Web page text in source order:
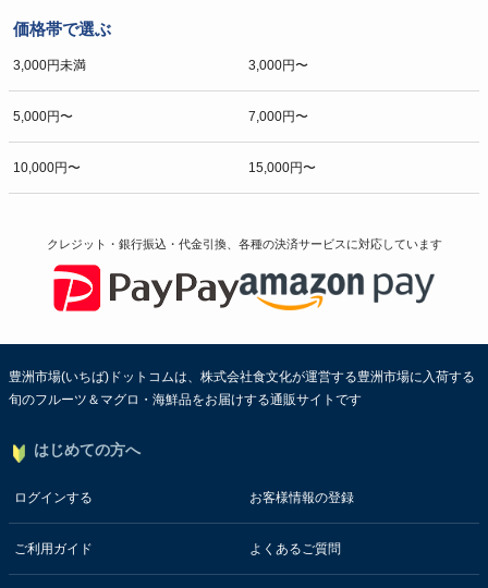
価格帯で選ぶ
3,000円未満 3,000円〜
5,000円〜 7,000円〜
10,000円〜 15,000円〜
クレジット・銀行振込・代金引換、各種の決済サービスに対応しています
豊洲市場(いちば)ドットコムは、株式会社食文化が運営する豊洲市場に入荷する
旬のフルーツ＆マグロ・海鮮品をお届けする通販サイトです
はじめての方へ
ログインする お客様情報の登録
ご利用ガイド よくあるご質問